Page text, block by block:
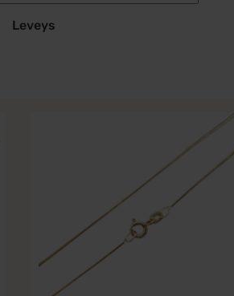
Leveys
valinnat
tuotteen
sivulla.